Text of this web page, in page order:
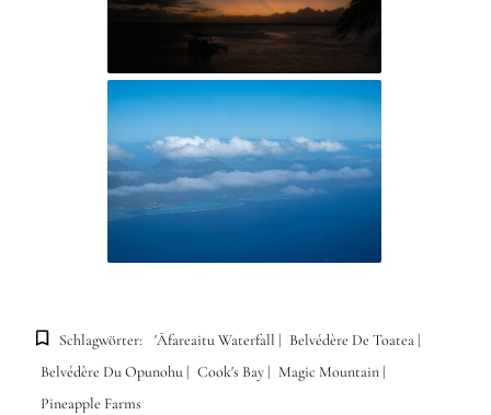
Schlagwörter: 'Āfareaitu Waterfall
Belvédère De Toatea
Belvédère Du Opunohu
Cook's Bay
Magic Mountain
Pineapple Farms